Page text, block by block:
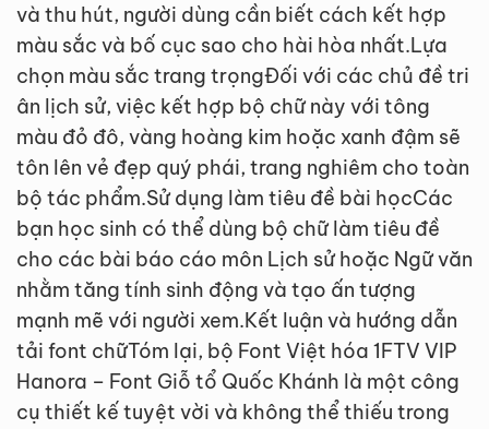
và thu hút, người dùng cần biết cách kết hợp
màu sắc và bố cục sao cho hài hòa nhất.Lựa
chọn màu sắc trang trọngĐối với các chủ đề tri
ân lịch sử, việc kết hợp bộ chữ này với tông
màu đỏ đô, vàng hoàng kim hoặc xanh đậm sẽ
tôn lên vẻ đẹp quý phái, trang nghiêm cho toàn
bộ tác phẩm.Sử dụng làm tiêu đề bài họcCác
bạn học sinh có thể dùng bộ chữ làm tiêu đề
cho các bài báo cáo môn Lịch sử hoặc Ngữ văn
nhằm tăng tính sinh động và tạo ấn tượng
mạnh mẽ với người xem.Kết luận và hướng dẫn
tải font chữTóm lại, bộ Font Việt hóa 1FTV VIP
Hanora – Font Giỗ tổ Quốc Khánh là một công
cụ thiết kế tuyệt vời và không thể thiếu trong